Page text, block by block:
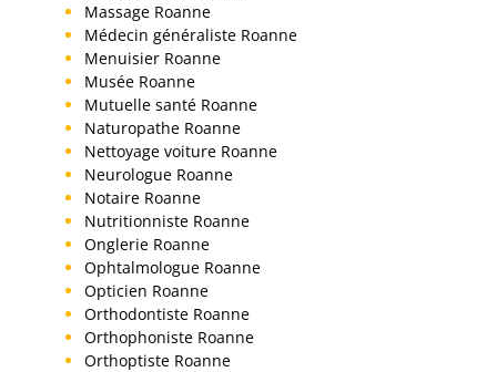
Massage Roanne
Médecin généraliste Roanne
Menuisier Roanne
Musée Roanne
Mutuelle santé Roanne
Naturopathe Roanne
Nettoyage voiture Roanne
Neurologue Roanne
Notaire Roanne
Nutritionniste Roanne
Onglerie Roanne
Ophtalmologue Roanne
Opticien Roanne
Orthodontiste Roanne
Orthophoniste Roanne
Orthoptiste Roanne